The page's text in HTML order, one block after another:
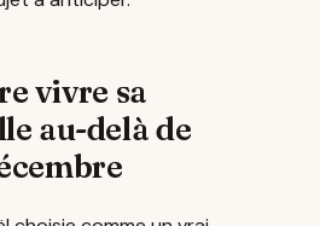
vivre sa
au-delà de